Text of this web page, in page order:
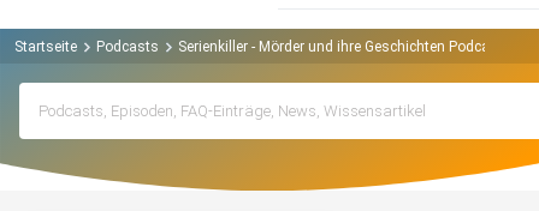
Startseite Podcasts Serienkiller - Mörder und ihre Geschichten Podcast